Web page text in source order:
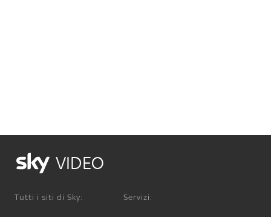
VIDEO
Tutti i siti di Sky: Servizi: